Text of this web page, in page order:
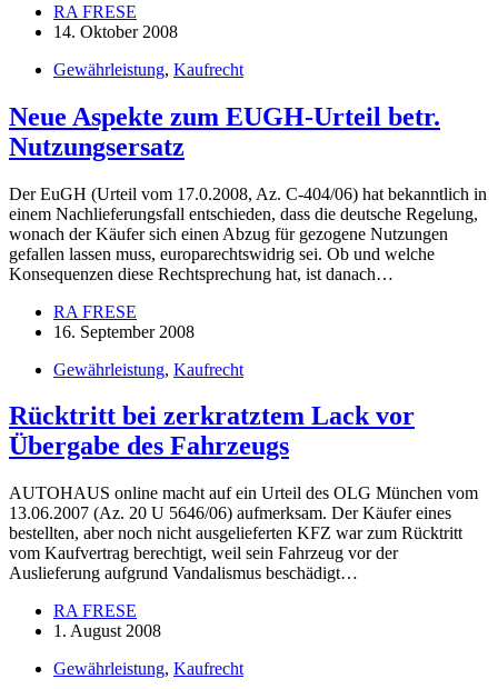
RA FRESE
14. Oktober 2008
Gewährleistung, Kaufrecht
Neue Aspekte zum EUGH-Urteil betr.
Nutzungsersatz
Der EuGH (Urteil vom 17.0.2008, Az. C-404/06) hat bekanntlich in
einem Nachlieferungsfall entschieden, dass die deutsche Regelung,
wonach der Käufer sich einen Abzug für gezogene Nutzungen
gefallen lassen muss, europarechtswidrig sei. Ob und welche
Konsequenzen diese Rechtsprechung hat, ist danach…
RA FRESE
16. September 2008
Gewährleistung, Kaufrecht
Rücktritt bei zerkratztem Lack vor
Übergabe des Fahrzeugs
AUTOHAUS online macht auf ein Urteil des OLG München vom
13.06.2007 (Az. 20 U 5646/06) aufmerksam. Der Käufer eines
bestellten, aber noch nicht ausgelieferten KFZ war zum Rücktritt
vom Kaufvertrag berechtigt, weil sein Fahrzeug vor der
Auslieferung aufgrund Vandalismus beschädigt…
RA FRESE
1. August 2008
Gewährleistung, Kaufrecht